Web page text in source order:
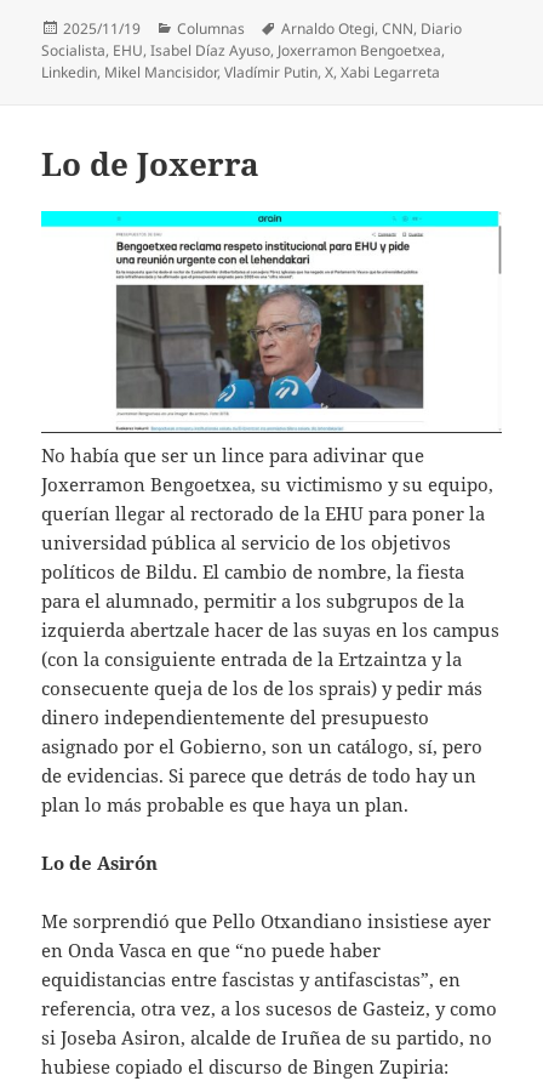
Publicado
el
2025/11/19 Categorías
Columnas Etiquetas
Arnaldo Otegi,CNN, Diario
Socialista, EHU,Isabel Díaz Ayuso, Joxerramon Bengoetxea,
Linkedin, Mikel Mancisidor,Vladímir Putin,X,Xabi Legarreta
Lo de Joxerra
No había que ser un lince para adivinar que
Joxerramon Bengoetxea, su victimismo y su equipo,
querían llegar al rectorado de la EHU para poner la
universidad pública al servicio de los objetivos
políticos de Bildu. El cambio de nombre, la fiesta
para el alumnado, permitir a los subgrupos de la
izquierda abertzale hacer de las suyas en los campus
(con la consiguiente entrada de la Ertzaintza y la
consecuente queja de los de los sprais) y pedir más
dinero independientemente del presupuesto
asignado por el Gobierno, son un catálogo, sí, pero
de evidencias. Si parece que detrás de todo hay un
plan lo más probable es que haya un plan.
Lo de Asirón
Me sorprendió que Pello Otxandiano insistiese ayer
en Onda Vasca en que “no puede haber
equidistancias entre fascistas y antifascistas”, en
referencia, otra vez, a los sucesos de Gasteiz, y como
si Joseba Asiron, alcalde de Iruñea de su partido, no
hubiese copiado el discurso de Bingen Zupiria: